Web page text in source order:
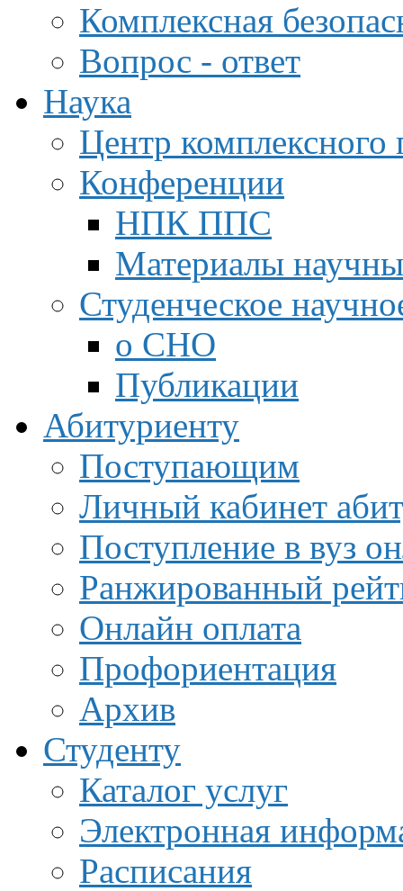
Комплексная
Вопрос - ответ
Наука
Центр
Конференции
НПК ППС
Материалы
Студенческое
о СНО
Публикации
Абитуриенту
Поступающим
Личный кабинет
Поступление в вуз
Ранжированный
Онлайн оплата
Профориентация
Архив
Студенту
Каталог услуг
Электронная
Расписания